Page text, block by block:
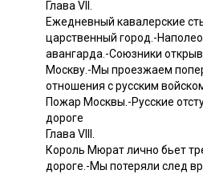
Глава VII.
Ежедневный кавалерские
царственный город.-
авангарда.-Союзники
Москву.-Мы проезжаем
отношения с русским
Пожар Москвы.-Pyccкие
дороге
Глава VIII.
Король Мюрат лично бьет
дороге.-Мы потеряли след